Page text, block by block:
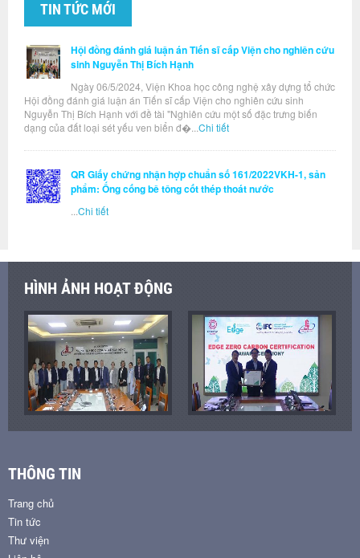
TIN TỨC MỚI
Hội đồng đánh giá luận án Tiến sĩ cấp Viện cho nghiên cứu
sinh Nguyễn Thị Bích Hạnh
Ngày 06/5/2024, Viện Khoa học công nghệ xây dựng tổ chức
Hội đồng đánh giá luận án Tiến sĩ cấp Viện cho nghiên cứu sinh
Nguyễn Thị Bích Hạnh với đề tài "Nghiên cứu một số đặc trưng biến
dạng của đất loại sét yếu ven biển đ�... Chi tiết
QR Giấy chứng nhận hợp chuẩn số 161/2022VKH-1, sản
phẩm: Ống cống bê tông cốt thép thoát nước
Chi tiết
HÌNH ẢNH HOẠT ĐỘNG
THÔNG TIN
Trang chủ
Tin tức
Thư viện